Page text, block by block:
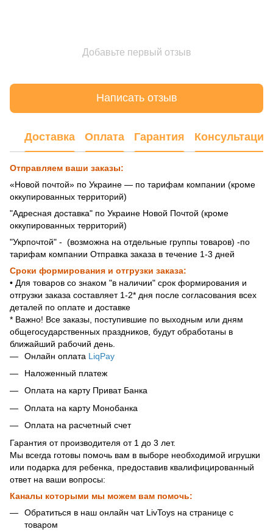
Добавьте первый отзыв
Написать отзыв
Доставка Оплата Гарантия Консультация
Отправляем ваши заказы:
«Новой почтой» по Украине — по тарифам компании (кроме
оккупированных территорий)
"Адресная доставка" по Украине Новой Почтой (кроме
оккупированных территорий)
"Укрпочтой" - (возможна на отдельные группы товаров) -по
тарифам компании Отправка заказа в течение 1-3 дней
Сроки формирования и отгрузки заказа:
• Для товаров со знаком "в наличии" срок формирования и
отгрузки заказа составляет 1-2* дня после согласования всех
деталей по оплате и доставке
* Важно! Все заказы, поступившие по выходным или дням
общегосударственных праздников, будут обработаны в
ближайший рабочий день.
Онлайн оплата LiqPay
Наложенный платеж
Оплата на карту Приват Банка
Оплата на карту Монобанка
Оплата на расчетный счет
Гарантия от производителя от 1 до 3 лет.
Мы всегда готовы помочь вам в выборе необходимой игрушки
или подарка для ребенка, предоставив квалифицированный
ответ на ваши вопросы:
Каналы которыми мы можем вам помочь:
Обратиться в наш онлайн чат LivToys на странице с
товаром